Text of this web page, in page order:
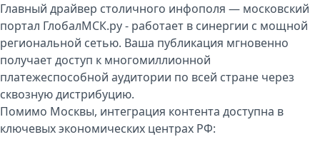
Главный драйвер столичного инфополя — московский
портал ГлобалМСК.ру- работает в синергии с мощной
региональной сетью. Ваша публикация мгновенно
получает доступ к многомиллионной
платежеспособной аудитории по всей стране через
сквозную дистрибуцию.
Помимо Москвы, интеграция контента доступна в
ключевых экономических центрах РФ: